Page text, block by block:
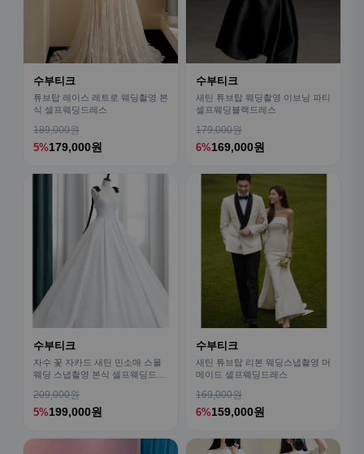
수부티크
튜브탑 레이스 레트로 웨딩촬영 본
식 셀프웨딩드레스
189,000원
5%179,000원
수부티크
새틴 튜브탑 웨딩촬영 이브닝 파티
셀프웨딩블랙드레스
179,000원
6%169,000원
수부티크
자수 꽃 자카드 새틴 민소매 스몰
웨딩 스냅촬영 본식 셀프웨딩드레
209,000원
5%199,000원
수부티크
새틴 튜브탑 리본 웨딩스냅촬영 머
메이드 셀프웨딩드레스
169,000원
6%159,000원